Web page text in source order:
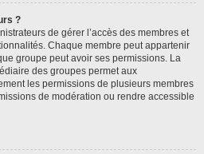
?
de gérer l’accès des membres et
Chaque membre peut appartenir
groupe peut avoir ses permissions. La
des groupes permet aux
les permissions de plusieurs membres
de modération ou rendre accessible